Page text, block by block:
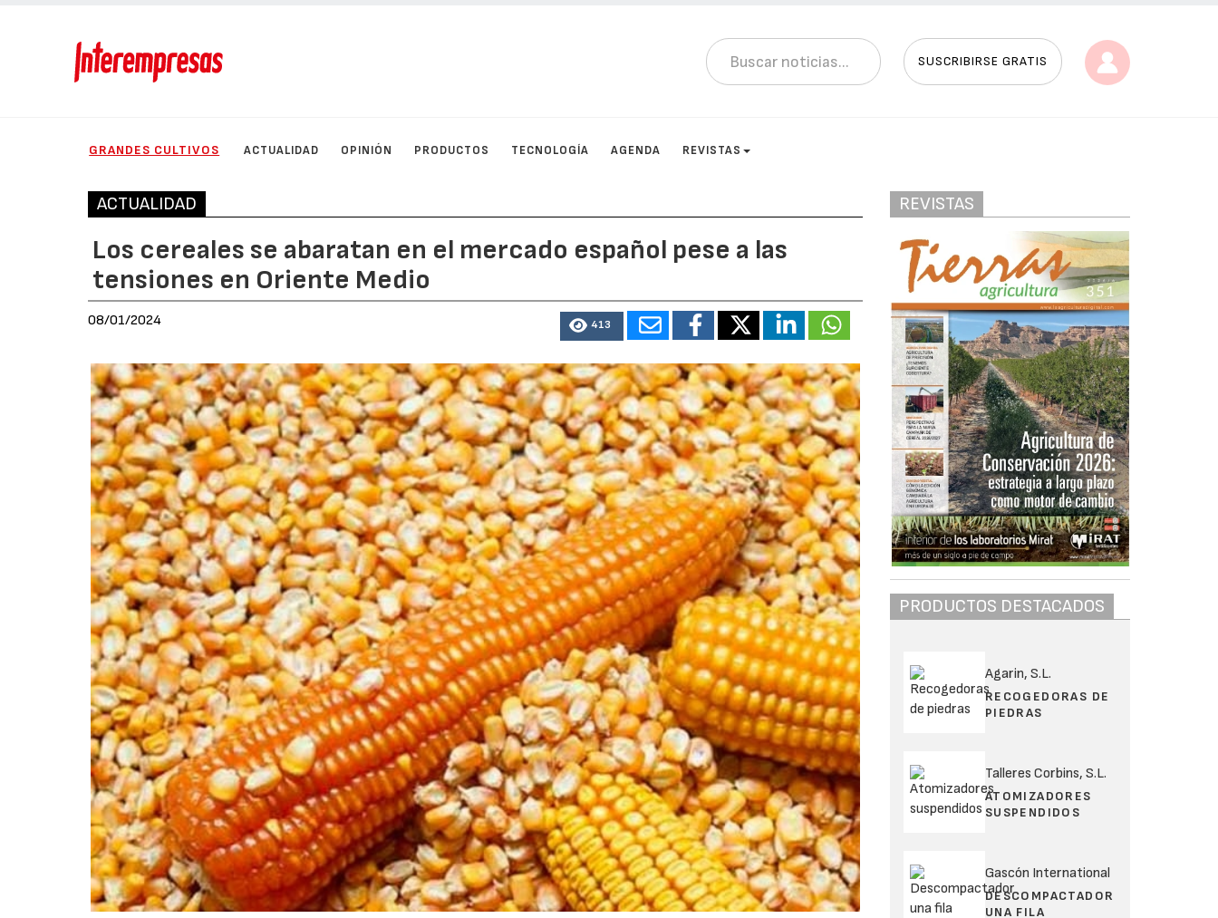
SUSCRIBIRSE GRATIS
GRANDES CULTIVOS ACTUALIDAD OPINIÓN PRODUCTOS TECNOLOGÍA AGENDA REVISTAS
ACTUALIDAD
Los cereales se abaratan en el mercado español pese a las
tensiones en Oriente Medio
08/01/2024 413
REVISTAS
PRODUCTOS DESTACADOS
Agarin, S.L.
RECOGEDORAS DE
PIEDRAS
Talleres Corbins, S.L.
ATOMIZADORES
SUSPENDIDOS
Gascón International
DESCOMPACTADOR
UNA FILA